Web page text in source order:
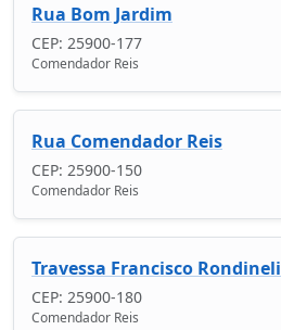
Rua Bom Jardim
CEP: 25900-177
Comendador Reis
Rua Comendador Reis
CEP: 25900-150
Comendador Reis
Travessa Francisco Rondineli
CEP: 25900-180
Comendador Reis